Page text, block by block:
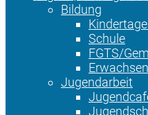
Bildung
Schule
FGTS/
Jugendarbeit